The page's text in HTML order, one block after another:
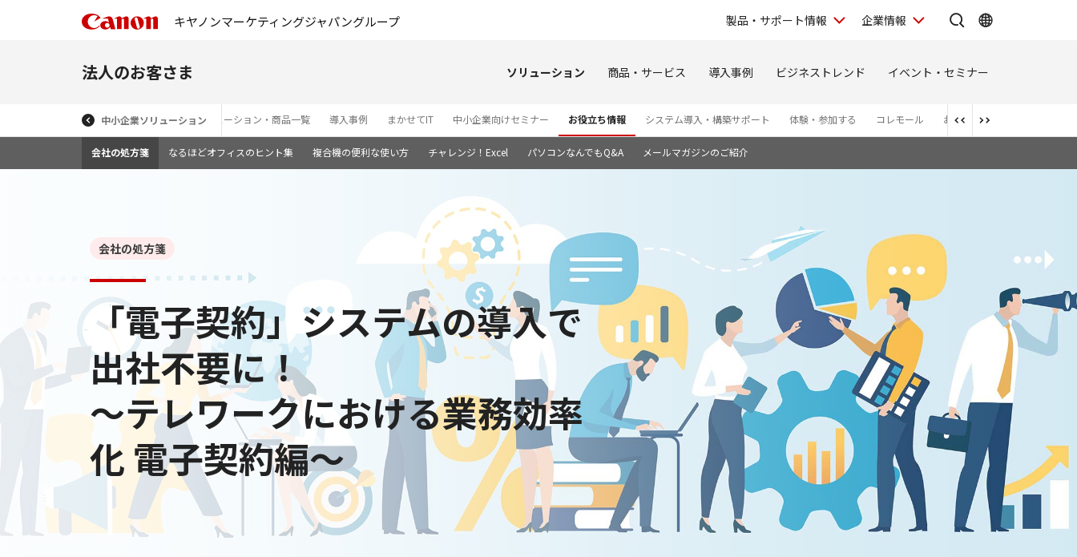
キヤノンマーケティングジャパングループ 製品・サポート情報 企業情報
法人のお客さま ソリューション 商品・サービス 導入事例 ビジネストレンド イベント・セミナー
中小企業ソリューションソリューション・商品一覧 導入事例 まかせてIT 中小企業向けセミナー お役立ち情報 システム導入・構築サポート 体験・参加する コレモール お問い合わせ
会社の処方箋 なるほどオフィスのヒント集 複合機の便利な使い方 チャレンジ！Excel パソコンなんでもQ&A メールマガジンのご紹介
「電子契約」システムの導入で
出社不要に！
～テレワークにおける業務効率
化 電子契約編～
会社の処方箋